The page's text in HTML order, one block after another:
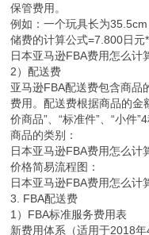
保管费用。
例如：一个玩具长为
储费的计算公式=7.800日元
日本亚马逊FBA费用怎么计
2）配送费
亚马逊FBA配送费包含商品
费用。配送费根据商品的金
价商品”、“标准件”、“小件”4
商品的类别：
日本亚马逊FBA费用怎么计
价格简易流程图：
日本亚马逊FBA费用怎么计
3. FBA配送费
1）FBA标准服务费用表
新费用体系（适用于2018年